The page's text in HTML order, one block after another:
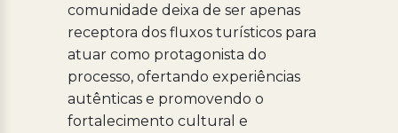
comunidade deixa de ser apenas
receptora dos fluxos turísticos para
atuar como protagonista do
processo, ofertando experiências
autênticas e promovendo o
fortalecimento cultural e